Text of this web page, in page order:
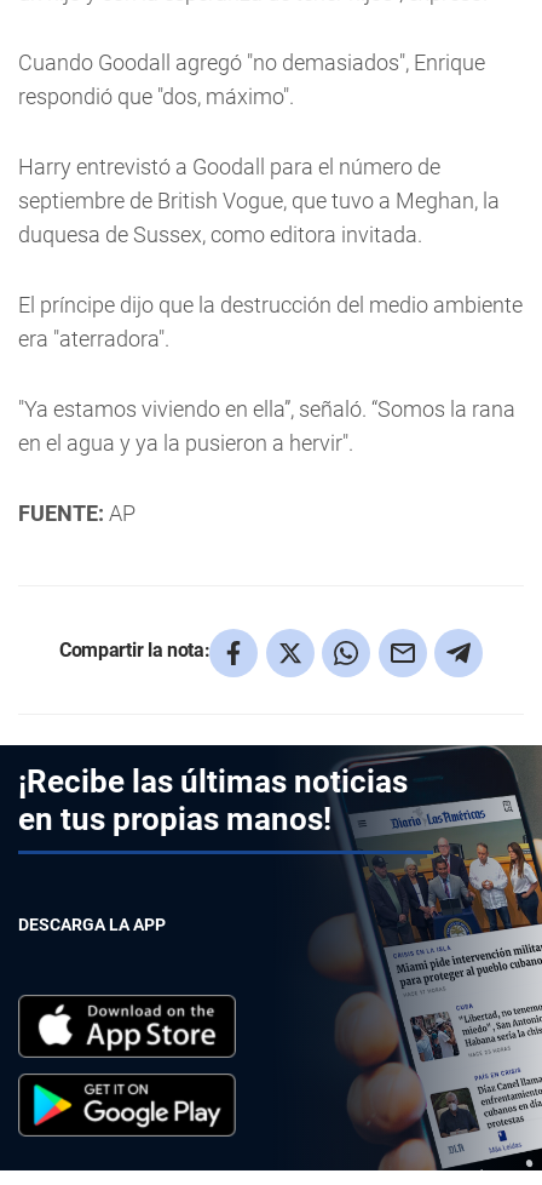
Cuando Goodall agregó "no demasiados", Enrique
respondió que "dos, máximo".
Harry entrevistó a Goodall para el número de
septiembre de British Vogue, que tuvo a Meghan, la
duquesa de Sussex, como editora invitada.
El príncipe dijo que la destrucción del medio ambiente
era "aterradora".
"Ya estamos viviendo en ella”, señaló. “Somos la rana
en el agua y ya la pusieron a hervir".
FUENTE: AP
Compartir la nota:
¡Recibe las últimas noticias
en tus propias manos!
DESCARGA LA APP